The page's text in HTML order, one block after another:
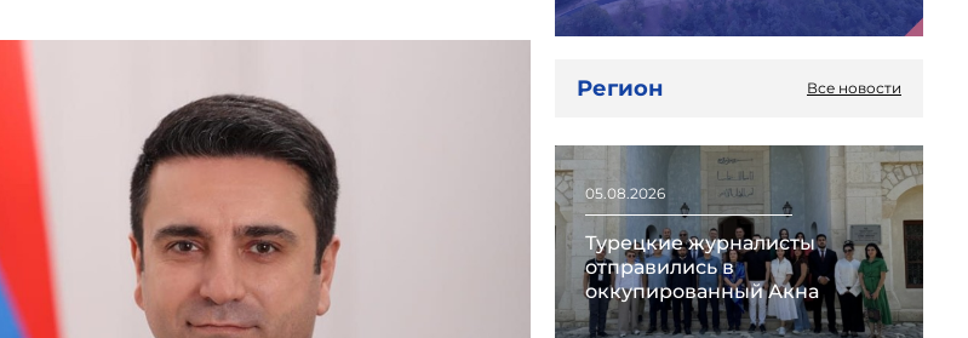
Регион Все новости
05.08.2026
Турецкие журналисты
отправились в
оккупированный Акна